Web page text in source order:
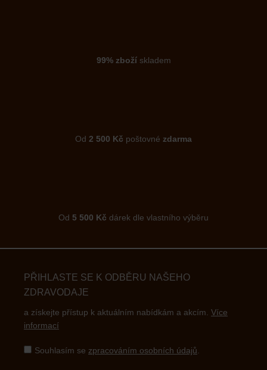
99% zbožískladem
Od 2 500 Kč poštovné zdarma
Od 5 500 Kč dárek dle vlastního výběru
PŘIHLASTE SE K ODBĚRU NAŠEHO
ZDRAVODAJE
a získejte přístup k aktuálním nabídkám a akcím. Více
informací
Souhlasím se zpracováním osobních údajů